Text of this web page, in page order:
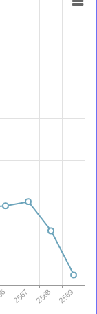
2567 2568 2569